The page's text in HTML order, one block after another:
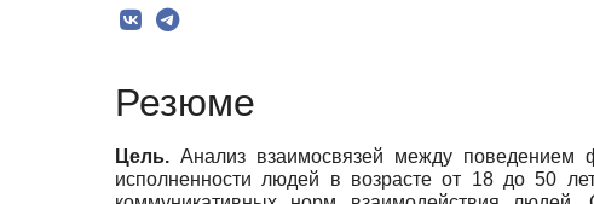
Резюме
Цель. Анализ взаимосвязей между поведением
исполненности людей в возрасте от 18 до 50